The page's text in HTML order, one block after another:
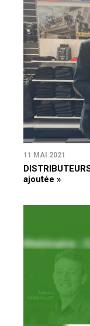
11 MAI 2021
ajoutée »